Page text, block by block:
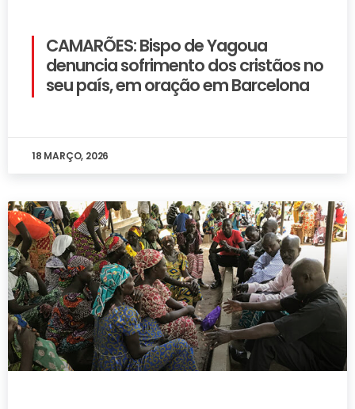
CAMARÕES: Bispo de Yagoua
denuncia sofrimento dos cristãos no
seu país, em oração em Barcelona
18 MARÇO, 2026